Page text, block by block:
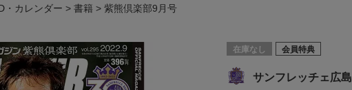
・カレンダー 書籍 紫熊倶楽部9月号
在庫なし 会員特典
サンフレッチェ広島